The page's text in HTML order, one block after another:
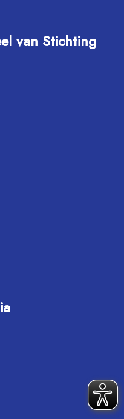
van Stichting